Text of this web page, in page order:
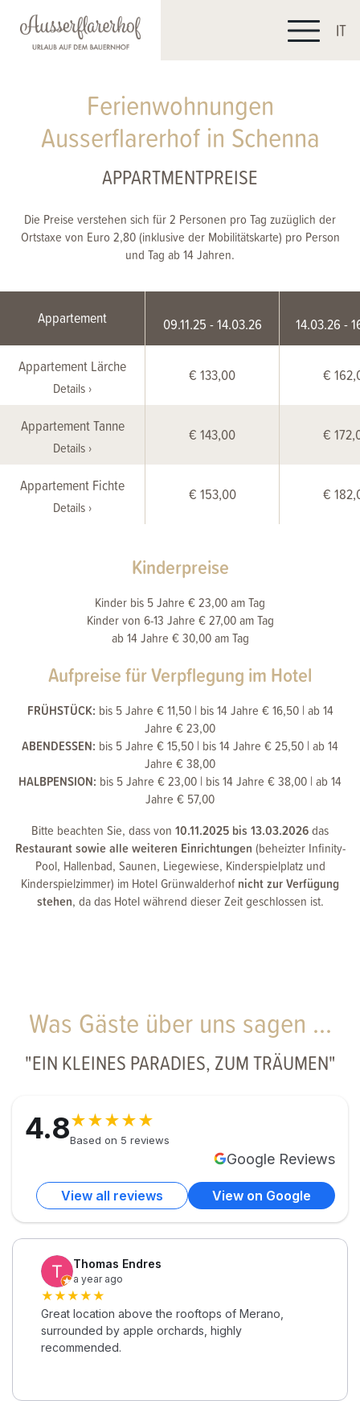
IT
Ferienwohnungen
Ausserflarerhof in Schenna
APPARTMENTPREISE
Die Preise verstehen sich für 2 Personen pro Tag zuzüglich der
Ortstaxe von Euro 2,80 (inklusive der Mobilitätskarte) pro Person
und Tag ab 14 Jahren.
Appartement 09.11.25 - 14.03.26 14.03.26 -
Appartement Lärche
Details ›
€ 133,00 €
Appartement Tanne
Details ›
€ 143,00 €
Appartement Fichte
Details ›
€ 153,00 €
Kinderpreise
Kinder bis 5 Jahre € 23,00 am Tag
Kinder von 6-13 Jahre € 27,00 am Tag
ab 14 Jahre € 30,00 am Tag
Aufpreise für Verpflegung im Hotel
FRÜHSTÜCK: bis 5 Jahre € 11,50 | bis 14 Jahre € 16,50 | ab 14
Jahre € 23,00
ABENDESSEN: bis 5 Jahre € 15,50 | bis 14 Jahre € 25,50 | ab 14
Jahre € 38,00
HALBPENSION: bis 5 Jahre € 23,00 | bis 14 Jahre € 38,00 | ab 14
Jahre € 57,00
Bitte beachten Sie, dass von 10.11.2025 bis 13.03.2026das
Restaurant sowie alle weiteren Einrichtungen (beheizter Infinity-
Pool, Hallenbad, Saunen, Liegewiese, Kinderspielplatz und
Kinderspielzimmer) im Hotel Grünwalderhofnicht zur Verfügung
stehen, da das Hotel während dieser Zeit geschlossen ist.
Was Gäste über uns sagen ...
"EIN KLEINES PARADIES, ZUM TRÄUMEN"
4.8★★★★★
Based on 5 reviews
Google Reviews
View all reviews View on Google
Thomas Endres
a year ago
★★★★★
Great location above the rooftops of Merano,
surrounded by apple orchards, highly
recommended.